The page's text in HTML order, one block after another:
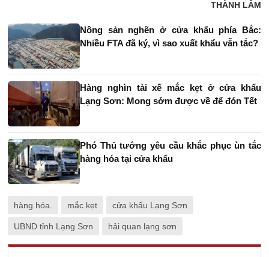
THÀNH LÂM
Nông sản nghẽn ở cửa khẩu phía Bắc:
Nhiều FTA đã ký, vì sao xuất khẩu vẫn tắc?
Hàng nghìn tài xế mắc kẹt ở cửa khẩu
Lạng Sơn: Mong sớm được về để đón Tết
Phó Thủ tướng yêu cầu khắc phục ùn tắc
hàng hóa tại cửa khẩu
hàng hóa. mắc kẹt cửa khẩu Lạng Sơn
UBND tỉnh Lạng Sơn hải quan lạng sơn